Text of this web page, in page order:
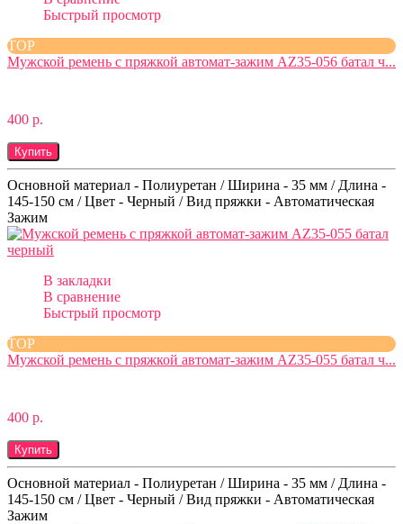
Быстрый просмотр
TOP
Мужской ремень с пряжкой автомат-зажим AZ35-056 батал ч...
400 р.
Купить
Основной материал - Полиуретан / Ширина - 35 мм / Длина -
145-150 см / Цвет - Черный / Вид пряжки - Автоматическая
Зажим
В закладки
В сравнение
Быстрый просмотр
TOP
Мужской ремень с пряжкой автомат-зажим AZ35-055 батал ч...
400 р.
Купить
Основной материал - Полиуретан / Ширина - 35 мм / Длина -
145-150 см / Цвет - Черный / Вид пряжки - Автоматическая
Зажим